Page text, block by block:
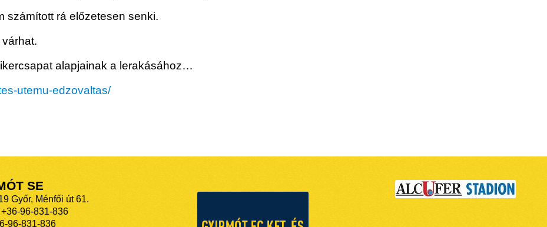
számított rá előzetesen senki.
alapjainak a lerakásához…
utemu-edzovaltas/
SE
Győr, Ménfői út 61.
96-831-836
96-831-836